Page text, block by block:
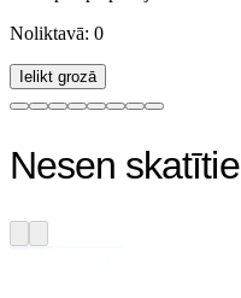
Noliktavā: 0
Ielikt grozā
Nesen skatītie